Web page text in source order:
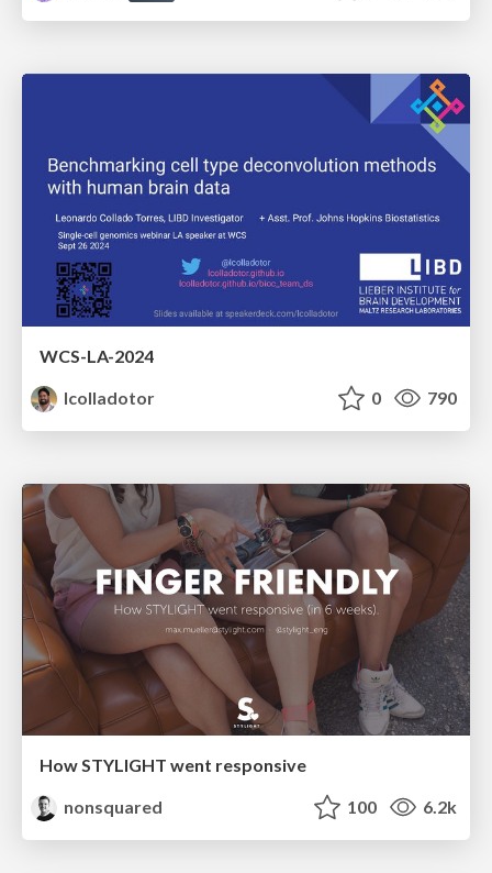
WCS-LA-2024
lcolladotor
0 790
How STYLIGHT went responsive
nonsquared
100 6.2k